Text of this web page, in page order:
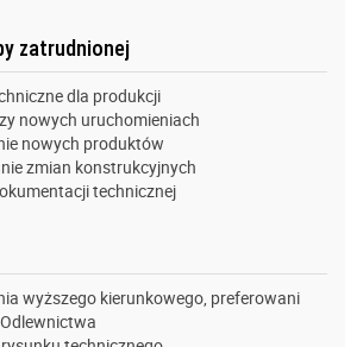
zatrudnionej
dla produkcji
nowych uruchomieniach
nowych produktów
zmian konstrukcyjnych
technicznej
wyższego kierunkowego, preferowani